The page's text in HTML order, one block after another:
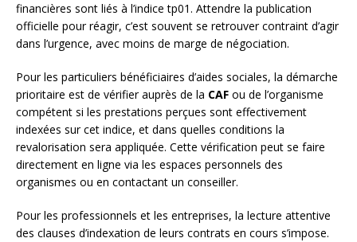
financières sont liés à l’indice tp01. Attendre la publication
officielle pour réagir, c’est souvent se retrouver contraint d’agir
dans l’urgence, avec moins de marge de négociation.
Pour les particuliers bénéficiaires d’aides sociales, la démarche
prioritaire est de vérifier auprès de la CAF ou de l’organisme
compétent si les prestations perçues sont effectivement
indexées sur cet indice, et dans quelles conditions la
revalorisation sera appliquée. Cette vérification peut se faire
directement en ligne via les espaces personnels des
organismes ou en contactant un conseiller.
Pour les professionnels et les entreprises, la lecture attentive
des clauses d’indexation de leurs contrats en cours s’impose.